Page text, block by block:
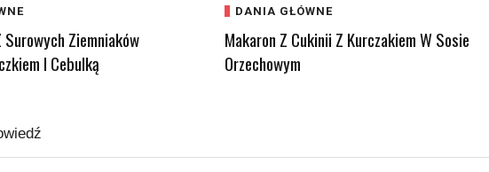
Ziemniaków
I Cebulką
DANIA GŁÓWNE
Makaron Z Cukinii Z Kurczakiem W Sosie
Orzechowym